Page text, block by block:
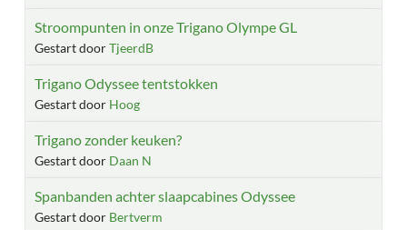
Stroompunten in onze Trigano Olympe GL
Gestart doorTjeerdB
Trigano Odyssee tentstokken
Gestart door Hoog
Trigano zonder keuken?
Gestart door Daan N
Spanbanden achter slaapcabines Odyssee
Gestart door Bertverm